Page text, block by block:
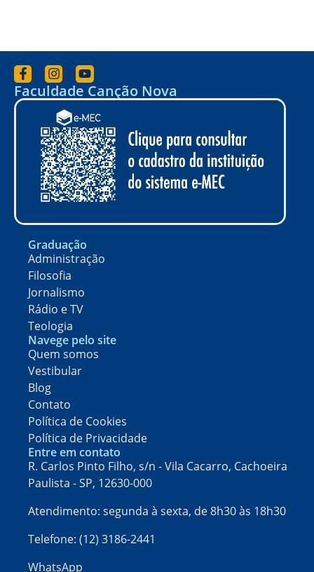
Faculdade Canção Nova
Graduação
Administração
Filosofia
Jornalismo
Rádio e TV
Teologia
Navege pelo site
Quem somos
Vestibular
Blog
Contato
Política de Cookies
Política de Privacidade
Entre em contato
R. Carlos Pinto Filho, s/n - Vila Cacarro, Cachoeira
Paulista - SP, 12630-000​
Atendimento: segunda à sexta, de 8h30 às 18h30
Telefone: (12) 3186-2441
WhatsApp